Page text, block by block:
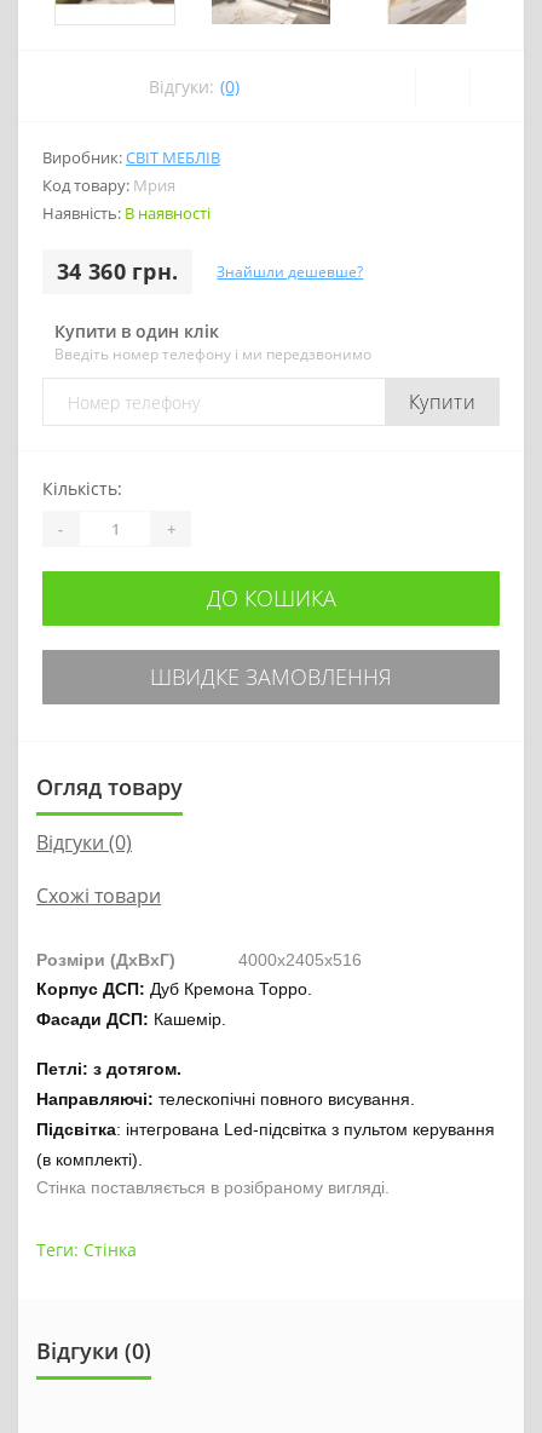
Відгуки: (0)
Виробник:СВІТ МЕБЛІВ
Код товару: Мрия
Наявність: В наявності
34 360 грн. Знайшли дешевше?
Купити в один клік
Введіть номер телефону і ми передзвонимо
Купити
Кількість:
- +
ДО КОШИКА
ШВИДКЕ ЗАМОВЛЕННЯ
Огляд товару
Відгуки (0)
Схожі товари
Розміри (ДхВхГ)
4000х2405х516
Корпус ДСП: Дуб Кремона Торpo.
Фасади ДСП: Кашемір.
Петлі: з дотягом.
Направляючі: телескопічні повного висування.
Підсвітка: інтегрована Led-підсвітка з пультом керування
(в комплекті).
Стінка поставляється в розібраному вигляді.
Теги: Стінка
Відгуки (0)